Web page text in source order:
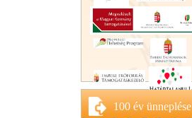
100 év ünneplése